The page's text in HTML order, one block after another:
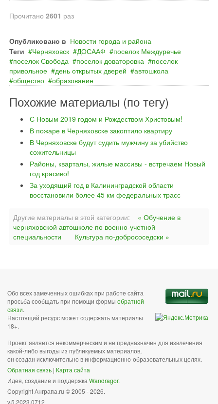
Прочитано 2601 раз
Опубликовано в Новости города и района
Теги
Черняховск ДОСААФ
поселок Междуречье
поселок Свобода
поселок доваторовка
поселок
привольное
день открытых дверей
автошкола
общество
образование
Похожие материалы (по тегу)
С Новым 2019 годом и Рождеством Христовым!
В пожаре в Черняховске закоптило квартиру
В Черняховске будут судить мужчину за убийство
сожительницы
Районы, кварталы, жилые массивы - встречаем Новый
год красиво!
За уходящий год в Калининградской области
восстановили более 45 км федеральных трасс
Другие материалы в этой категории:
« Обучение в
черняховской автошколе по военно-учетной
специальности
Культура по-добрососедски »
Обо всех замеченных ошибках при работе сайта
просьба сообщать при помощи формы обратной
связи.
Настоящий ресурс может содержать материалы
18+.
Проект является некоммерческим и не предназначен для извлечения
какой-либо выгоды из публикуемых материалов,
он создан исключительно в информационно-образовательных целях.
Обратная связь | Карта сайта
Идея, создание и поддержка Wandragor.
Copyright Анграпа.ru © 2005 - 2026.
v.5.2023.0712